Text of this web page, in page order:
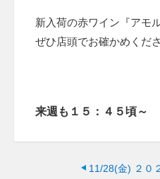
新入荷の赤ワイン『アモ
ぜひ店頭でお確かめくださ
来週も１５：４５頃～
11/28(金) ２０